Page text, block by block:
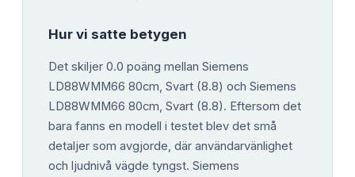
Hur vi satte betygen
Det skiljer 0.0 poäng mellan Siemens
LD88WMM66 80cm, Svart (8.8) och Siemens
LD88WMM66 80cm, Svart (8.8). Eftersom det
bara fanns en modell i testet blev det små
detaljer som avgjorde, där användarvänlighet
och ljudnivå vägde tyngst. Siemens